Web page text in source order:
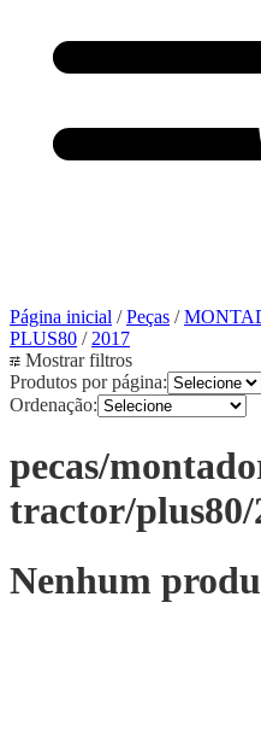
Página inicial /Peças /
PLUS80 /2017
Mostrar filtros
Produtos por página:
Ordenação:
pecas/
tractor/plus80/
Nenhum